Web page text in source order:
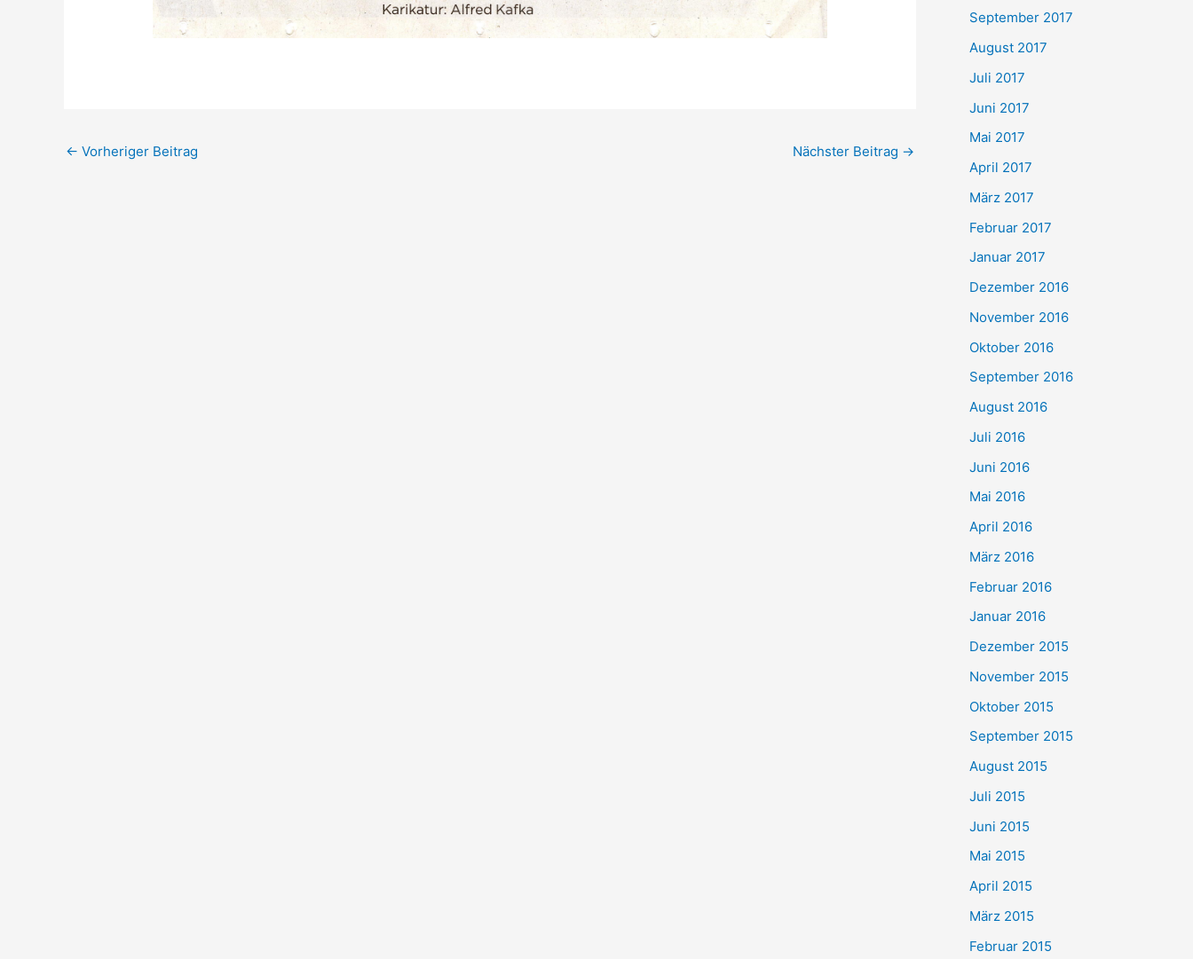
← Vorheriger Beitrag Nächster Beitrag →
September 2017
August 2017
Juli 2017
Juni 2017
Mai 2017
April 2017
März 2017
Februar 2017
Januar 2017
Dezember 2016
November 2016
Oktober 2016
September 2016
August 2016
Juli 2016
Juni 2016
Mai 2016
April 2016
März 2016
Februar 2016
Januar 2016
Dezember 2015
November 2015
Oktober 2015
September 2015
August 2015
Juli 2015
Juni 2015
Mai 2015
April 2015
März 2015
Februar 2015